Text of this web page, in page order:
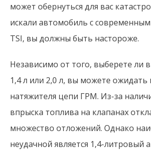
может обернуться для вас
искали автомобиль с
TSI, вы должны быть настороже.
Независимо от того, выберете ли
1,4 л или 2,0 л, вы можете
натяжителя цепи ГРМ. Из-за
впрыска топлива на клапанах
множество отложений. Однако
неудачной является 1,4-литровый